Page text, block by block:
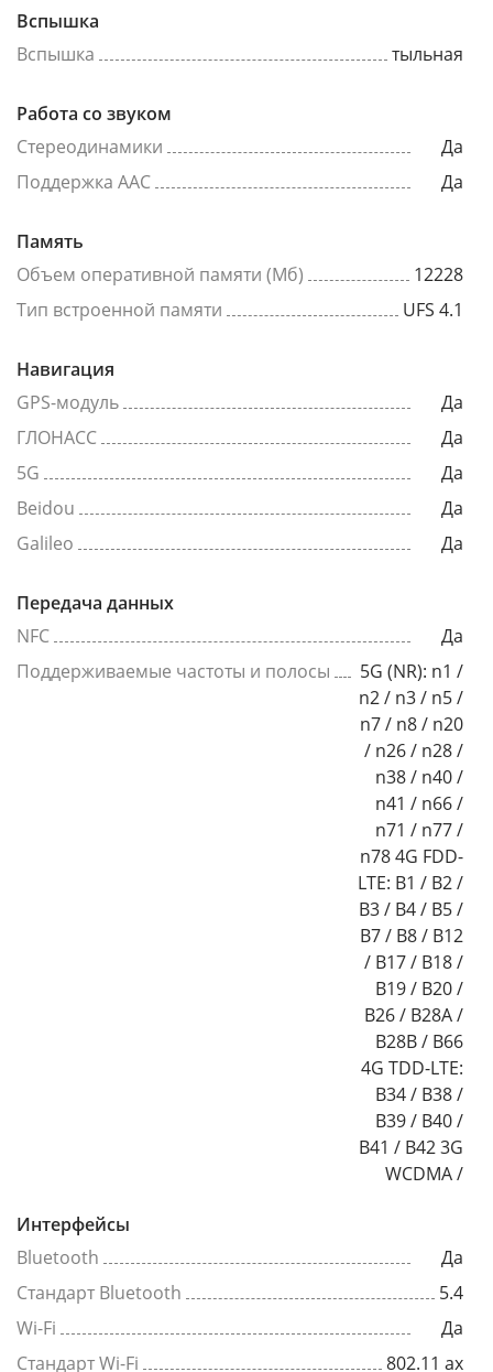
Вспышка
Вспышка
тыльная
Работа со звуком
Стереодинамики
Да
Поддержка AAC
Да
Память
Объем оперативной памяти (Мб)
12228
Тип встроенной памяти
UFS 4.1
Навигация
GPS-модуль
Да
ГЛОНАСС
Да
5G
Да
Beidou
Да
Galileo
Да
Передача данных
NFC
Да
Поддерживаемые частоты и полосы
5G (NR): n1 /
n2 / n3 / n5 /
n7 / n8 / n20
/ n26 / n28 /
n38 / n40 /
n41 / n66 /
n71 / n77 /
n78 4G FDD-
LTE: B1 / B2 /
B3 / B4 / B5 /
B7 / B8 / B12
/ B17 / B18 /
B19 / B20 /
B26 / B28A /
B28B / B66
4G TDD-LTE:
B34 / B38 /
B39 / B40 /
B41 / B42 3G
WCDMA /
Интерфейсы
Bluetooth
Да
Стандарт Bluetooth
5.4
Wi-Fi
Да
Стандарт Wi-Fi
802.11 ax